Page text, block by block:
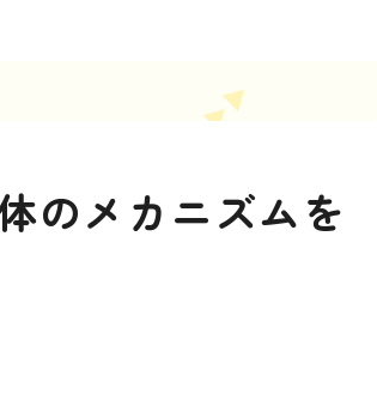
のメカニズムを